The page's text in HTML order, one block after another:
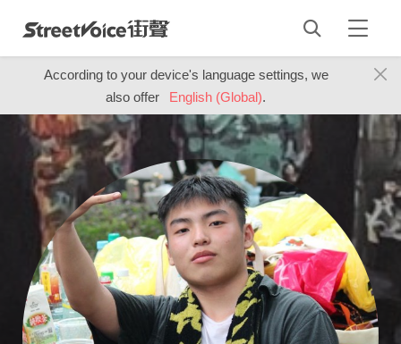
According to your device's language settings, we
also offer
English (Global).